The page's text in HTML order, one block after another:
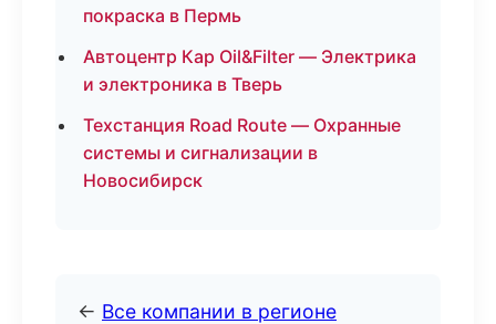
покраска в Пермь
Автоцентр Кар Oil&Filter — Электрика
и электроника в Тверь
Техстанция Road Route — Охранные
системы и сигнализации в
Новосибирск
← Все компании в регионе